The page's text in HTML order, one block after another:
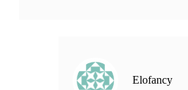
Elofancy